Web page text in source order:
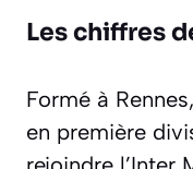
Les chiffres
Formé à
en première